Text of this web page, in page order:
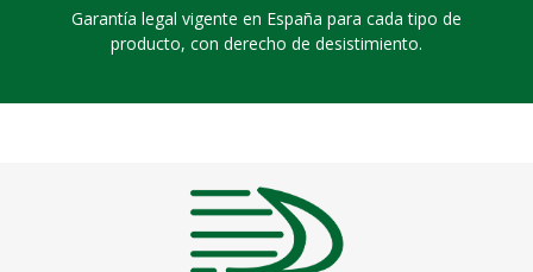
Garantía legal vigente en España para cada tipo de
producto, con derecho de desistimiento.